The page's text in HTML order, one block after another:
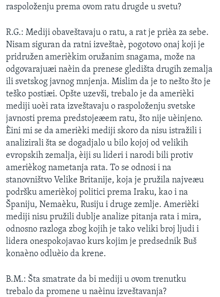
raspoloženju prema ovom ratu drugde u svetu?
R.G.: Mediji obaveštavaju o ratu, a rat je prièa za sebe.
Nisam siguran da ratni izveštaè, pogotovo onaj koji je
pridružen amerièkim oružanim snagama, može na
odgovarajuæi naèin da prenese gledišta drugih zemalja
ili svetskog javnog mnjenja. Mislim da je to nešto što je
teško postiæi. Opšte uzevši, trebalo je da amerièki
mediji uoèi rata izveštavaju o raspoloženju svetske
javnosti prema predstojeæem ratu, što nije uèinjeno.
Èini mi se da amerièki mediji skoro da nisu istražili i
analizirali šta se dogadjalo u bilo kojoj od velikih
evropskih zemalja, èiji su lideri i narodi bili protiv
amerièkog nametanja rata. To se odnosi i na
stanovništvo Velike Britanije, koja je pružila najveæu
podršku amerièkoj politici prema Iraku, kao i na
Španiju, Nemaèku, Rusiju i druge zemlje. Amerièki
mediji nisu pružili dublje analize pitanja rata i mira,
odnosno razloga zbog kojih je tako veliki broj ljudi i
lidera onespokojavao kurs kojim je predsednik Buš
konaèno odluèio da krene.
B.M.: Šta smatrate da bi mediji u ovom trenutku
trebalo da promene u naèinu izveštavanja?